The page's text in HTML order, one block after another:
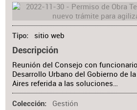
Tipo sitio web
Descripción
Reunión del Consejo con
Desarrollo Urbano del Gobierno de
Aires referida a las soluciones…
Colección Gestión